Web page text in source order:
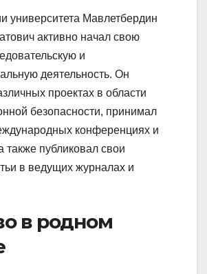
университета Мавлетбердин
активно начал свою
и
деятельность. Он
проектах в области
безопасности, принимал
конференциях и
также публиковал свои
в ведущих журналах и
в родном